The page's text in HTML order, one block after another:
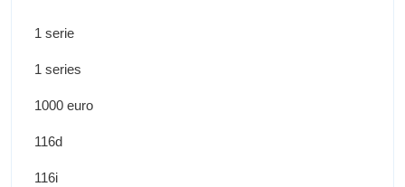
1 serie
1 series
1000 euro
116d
116i